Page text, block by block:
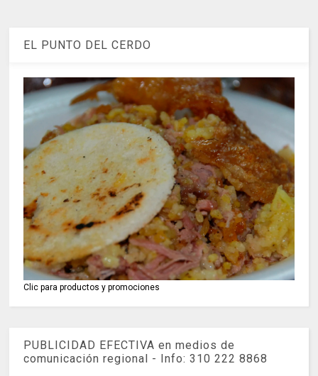
EL PUNTO DEL CERDO
Clic para productos y promociones
PUBLICIDAD EFECTIVA en medios de
comunicación regional - Info: 310 222 8868